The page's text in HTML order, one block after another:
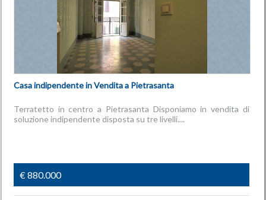
Casa indipendente in Vendita a Pietrasanta
Terratetto in centro a Pietrasanta Disponiamo in vendita di
soluzione indipendente disposta su tre livelli....
€ 880.000